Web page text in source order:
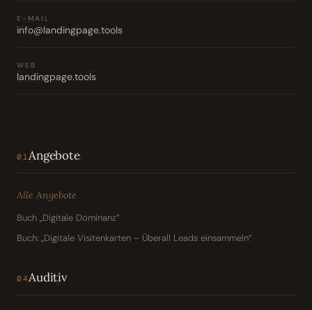
E-MAIL
info@landingpage.tools
WEB
landingpage.tools
01Angebote
Alle Angebote
Buch „Digitale Dominanz“
Buch: „Digitale Visitenkarten – Überall Leads einsammeln“
04Auditiv